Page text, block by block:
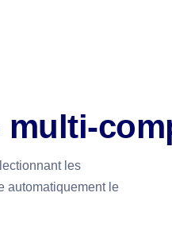
les
automatiquement le